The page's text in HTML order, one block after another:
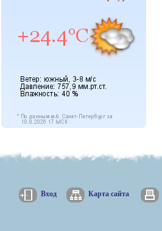
Вход Карта сайта